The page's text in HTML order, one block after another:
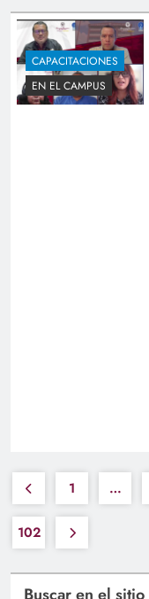
CAPACITACIONES
EN EL CAMPUS
1 …
102